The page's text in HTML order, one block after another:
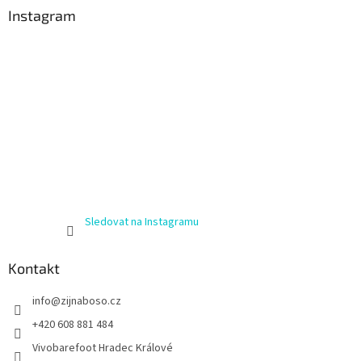
Instagram
Sledovat na Instagramu
Kontakt
info@zijnaboso.cz
+420 608 881 484
Vivobarefoot Hradec Králové